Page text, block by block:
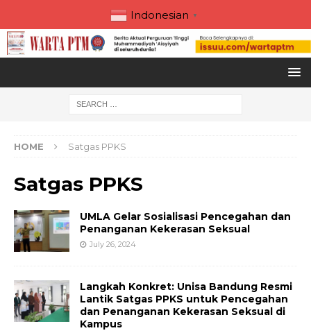
Indonesian ▼
HOME Satgas PPKS
Satgas PPKS
UMLA Gelar Sosialisasi Pencegahan dan
Penanganan Kekerasan Seksual
July 26, 2024
Langkah Konkret: Unisa Bandung Resmi
Lantik Satgas PPKS untuk Pencegahan
dan Penanganan Kekerasan Seksual di
Kampus